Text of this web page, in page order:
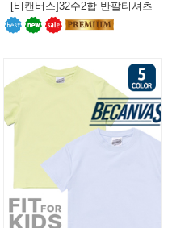
[비캔버스]32수2합 반팔티셔츠